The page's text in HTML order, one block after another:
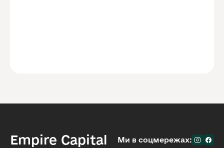
Empire Capital Ми в соцмережах: